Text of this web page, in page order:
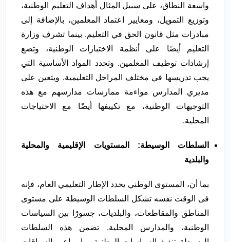
واسعة النطاق، على سبيل المثال أهداف التعليم الوطنية،
وتوزيع التمويل، ومعايير اعتماد المعلمين، بالإضافة إلى
مبادرات مثل قانون الحق في التعليم. بينما تشرف وزارة
التعليم أيضًا على أنظمة الاختبارات الوطنية، وتضع
إرشادات توظيف المعلمين. وتحدد المواد الأساسية التي
يجب تدريسها في مختلف المراحل التعليمية. ويتعين على
مديري المدارس مواءمة ممارسات مدارسهم مع هذه
التوجيهات الوطنية، مع تكييفها أيضًا مع الاحتياجات
المحلية.
السلطات الوسيطة: المستويات الإقليمية والمحلية
والبلدية
بما أن، المستوى الوطني يحدد الإطار التعليمي العام، فإنه
فى الوقت نفسه تشكل السلطات الوسيطة على مستوى
المناطق والمقاطعات، والبلديات، جسورًا بين السياسات
الوطنية، والمدارس المحلية. تضمن هذه السلطات